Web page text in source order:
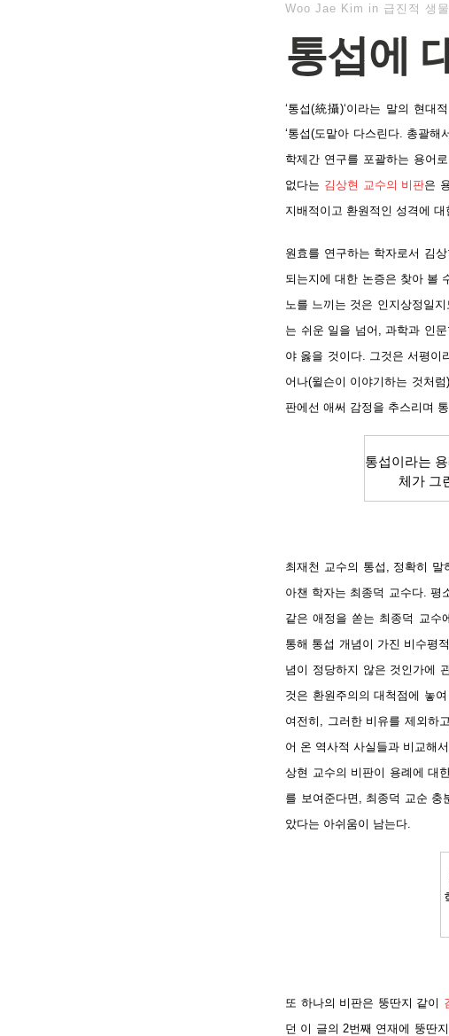
Woo Jae Kim in 급진적 생
통섭에
‘통섭(統攝)‘이라는 말의 현대
‘통섭(도맡아 다스린다. 총괄해
학제간 연구를 포괄하는 용어
없다는 김상현 교수의 비판은
지배적이고 환원적인 성격에 대
원효를 연구하는 학자로서 김
되는지에 대한 논증은 찾아 볼
노를 느끼는 것은 인지상정일
는 쉬운 일을 넘어, 과학과 인
야 옳을 것이다. 그것은 서평이
어나(윌슨이 이야기하는 것처
판에선 애써 감정을 추스리며
통섭이라는
체가 그
최재천 교수의 통섭, 정확히
아챈 학자는 최종덕 교수다. 평
같은 애정을 쏟는 최종덕 교수
통해 통섭 개념이 가진 비수평
념이 정당하지 않은 것인가에
것은 환원주의의 대척점에 놓
여전히, 그러한 비유를 제외하
어 온 역사적 사실들과 비교해
상현 교수의 비판이 용례에 대
를 보여준다면, 최종덕 교순 충
았다는 아쉬움이 남는다.
또 하나의 비판은 뚱딴지 같이
던 이 글의 2번째 연재에 뚱딴